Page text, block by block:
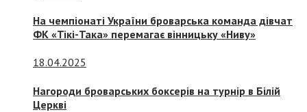
На чемпіонаті України броварська команда дівчат
ФК «Тікі-Така» перемагає вінницьку «Ниву»
18.04.2025
Нагороди броварських боксерів на турнір в Білій
Церкві